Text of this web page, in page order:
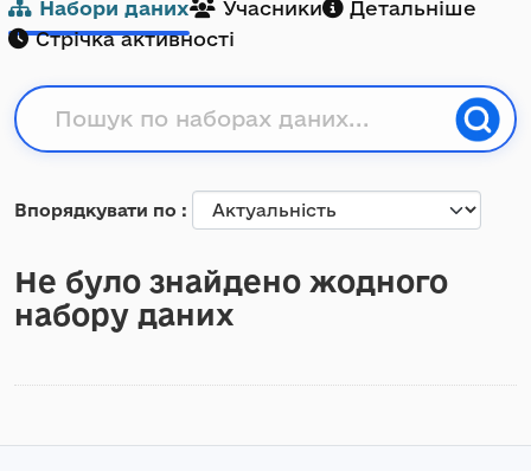
Набори даних Учасники
Детальніше
Стрічка активності
Впорядкувати по
Не було знайдено жодного
набору даних